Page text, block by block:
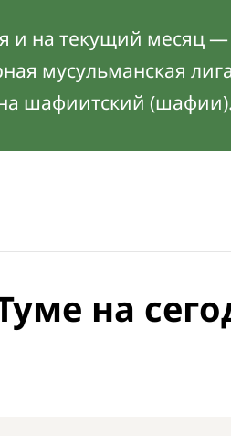
на текущий месяц —
мусульманская
шафиитский (шафии).
на